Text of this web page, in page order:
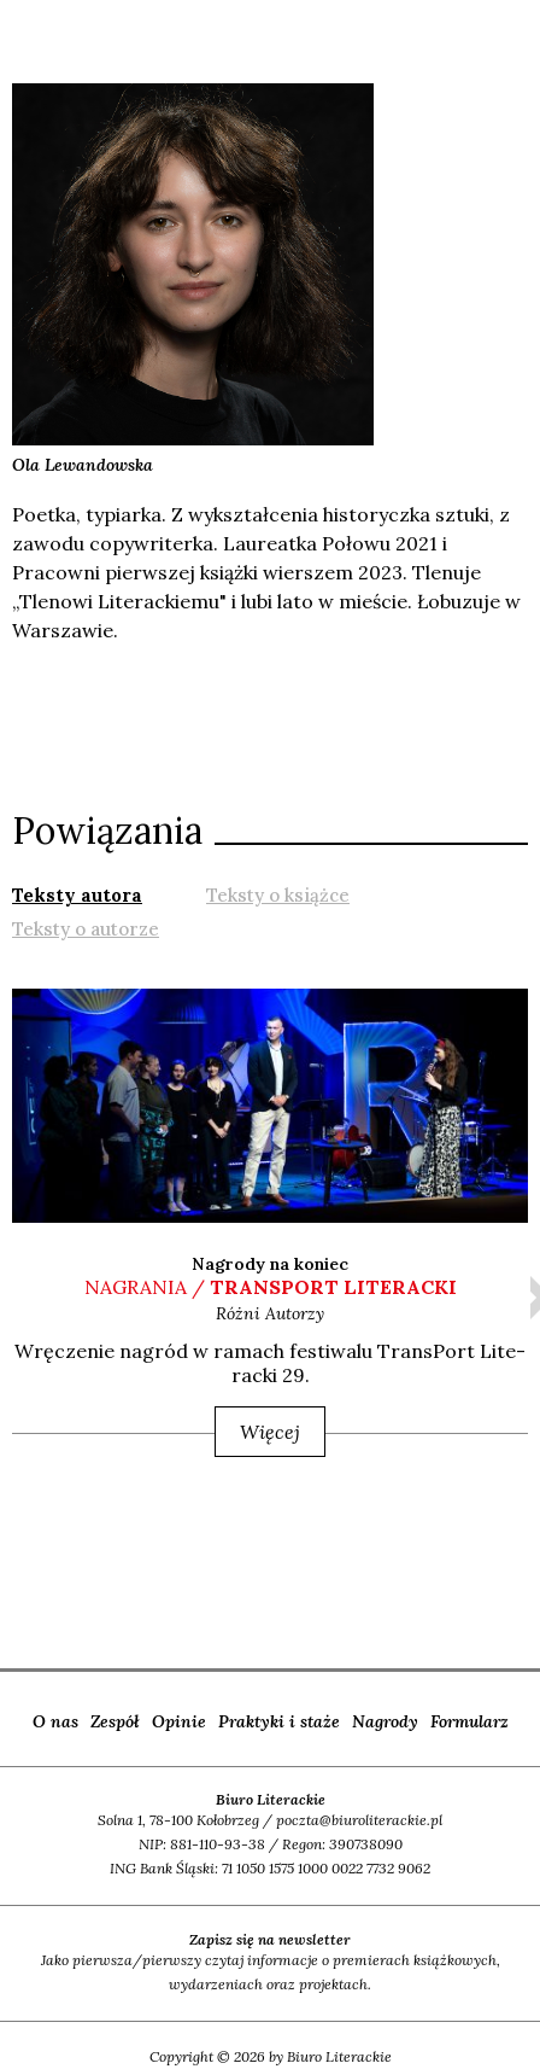
Ola Lewandowska
Poetka, typiarka. Z wykształcenia historyczka sztuki, z
zawodu copywriterka. Laureatka Połowu 2021 i
Pracowni pierwszej książki wierszem 2023. Tlenuje
„Tlenowi Literackiemu" i lubi lato w mieście. Łobuzuje w
Warszawie.
Powiązania
Teksty autora
Teksty o książce
Teksty o autorze
Nagrody na koniec
NAGRANIA / TRANSPORT LITERACKI
Różni Autorzy
Wrę­cze­nie nagród w ramach festi­wa­lu Trans­Port Lite­
rac­ki 29.
Więcej
O nas Zespół Opinie Praktyki i staże Nagrody Formularz
Biuro Literackie
Solna 1, 78-100 Kołobrzeg / poczta@biuroliterackie.pl
NIP: 881-110-93-38 / Regon: 390738090
ING Bank Śląski: 71 1050 1575 1000 0022 7732 9062
Zapisz się na newsletter
Jako pierwsza/pierwszy czytaj informacje o premierach książkowych,
wydarzeniach oraz projektach.
Copyright © 2026 by Biuro Literackie